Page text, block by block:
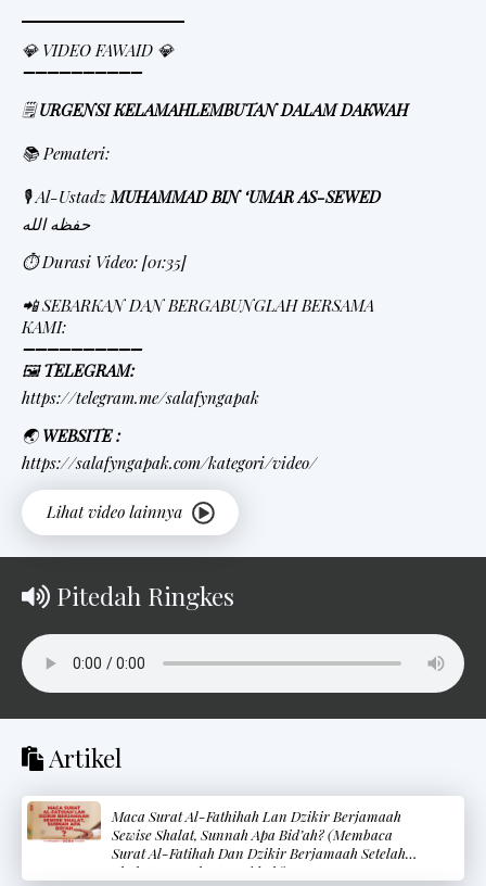
💎 VIDEO FAWAID 💎
➖➖➖➖➖➖➖➖➖➖
🗒URGENSI KELAMAHLEMBUTAN DALAM DAKWAH
📚 Pemateri:
🎙 Al-Ustadz MUHAMMAD BIN ‘UMAR AS-SEWED
حفظه الله
⏱ Durasi Video: [01:35]
📲 SEBARKAN DAN BERGABUNGLAH BERSAMA
KAMI:
➖➖➖➖➖➖➖➖➖➖
🖼TELEGRAM:
https://telegram.me/salafyngapak
🌏 WEBSITE :
https://salafyngapak.com/kategori/video/
Pitedah Ringkes
Artikel
Maca Surat Al-Fathihah Lan Dzikir Berjamaah
Sewise Shalat, Sunnah Apa Bid’ah? (Membaca
Surat Al-Fatihah Dan Dzikir Berjamaah Setelah
Shalat, Sunnah Atau Bid’ah?